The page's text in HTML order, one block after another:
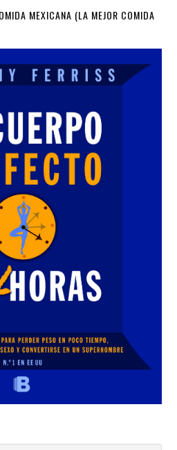
MEXICANA (LA MEJOR COMIDA